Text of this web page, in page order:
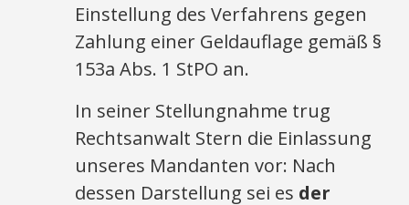
Einstellung des Verfahrens gegen
Zahlung einer Geldauflage gemäß §
153a Abs. 1 StPO an.
In seiner Stellungnahme trug
Rechtsanwalt Stern die Einlassung
unseres Mandanten vor: Nach
dessen Darstellung sei es der